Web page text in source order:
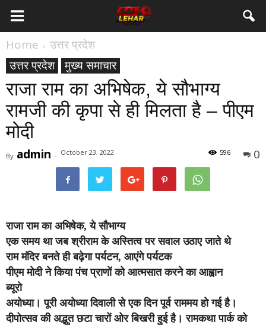
Home
उत्तर प्रदेश
उत्तर प्रदेश
मुख्य समाचार
राजा राम का अभिषेक, ये सौभाग्य
रामजी की कृपा से ही मिलता है – पीएम
मोदी
By admin - October 23, 2022 0
596
राजा राम का अभिषेक, ये सौभाग्य
एक समय था जब श्रीराम के अस्तित्व पर सवाल उठाए जाते थे
राम मंदिर बनते ही बढ़ेगा पर्यटन, आएंगे पर्यटक
पीएम मोदी ने किया पंच प्राणों को आत्मसात करने का आह्वान
ब्यूरो
अयोध्या। पूरी अयोध्या दिवाली से एक दिन पूर्व राममय हो गई है।
दीपोत्सव की अद्भुत छटा चारों ओर बिखरी हुई है। रामकथा पार्क को